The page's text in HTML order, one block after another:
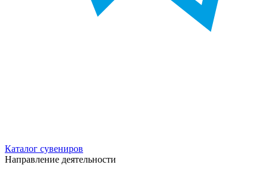
Каталог сувениров
Направление деятельности